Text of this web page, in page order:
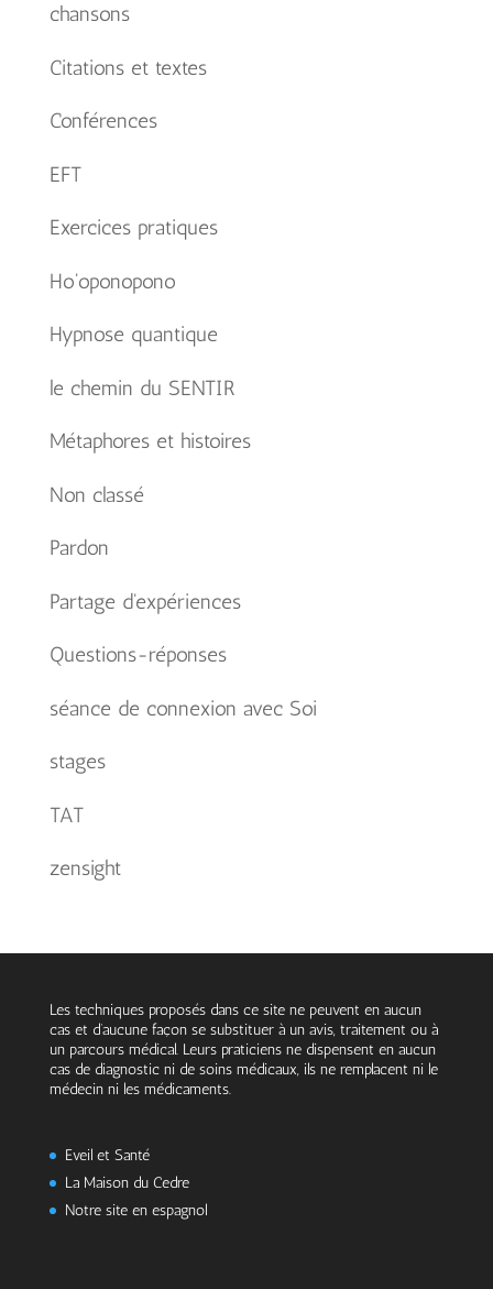
chansons
Citations et textes
Conférences
EFT
Exercices pratiques
Ho'oponopono
Hypnose quantique
le chemin du SENTIR
Métaphores et histoires
Non classé
Pardon
Partage d'expériences
Questions-réponses
séance de connexion avec Soi
stages
TAT
zensight
Les techniques proposés dans ce site ne peuvent en aucun
cas et d’aucune façon se substituer à un avis, traitement ou à
un parcours médical. Leurs praticiens ne dispensent en aucun
cas de diagnostic ni de soins médicaux, ils ne remplacent ni le
médecin ni les médicaments.
Eveil et Santé
La Maison du Cedre
Notre site en espagnol